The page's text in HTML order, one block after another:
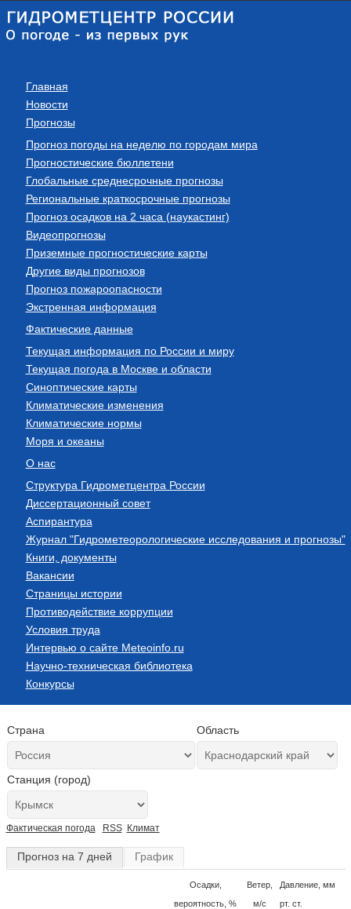
Главная
Новости
Прогнозы
Прогноз погоды на неделю по городам мира
Прогностические бюллетени
Глобальные среднесрочные прогнозы
Региональные краткосрочные прогнозы
Прогноз осадков на 2 часа (наукастинг)
Видеопрогнозы
Приземные прогностические карты
Другие виды прогнозов
Прогноз пожароопасности
Экстренная информация
Фактические данные
Текущая информация по России и миру
Текущая погода в Москве и области
Синоптические карты
Климатические изменения
Климатические нормы
Моря и океаны
О нас
Структура Гидрометцентра России
Диссертационный совет
Аспирантура
Журнал "Гидрометеорологические исследования и прогнозы"
Книги, документы
Вакансии
Страницы истории
Противодействие коррупции
Условия труда
Интервью о сайте Meteoinfo.ru
Научно-техническая библиотека
Конкурсы
Страна Область
Станция (город)
Фактическая погода RSS Климат
Прогноз на 7 дней График
Осадки,
вероятность, %
Ветер,
м/с
Давление, мм
рт. ст.